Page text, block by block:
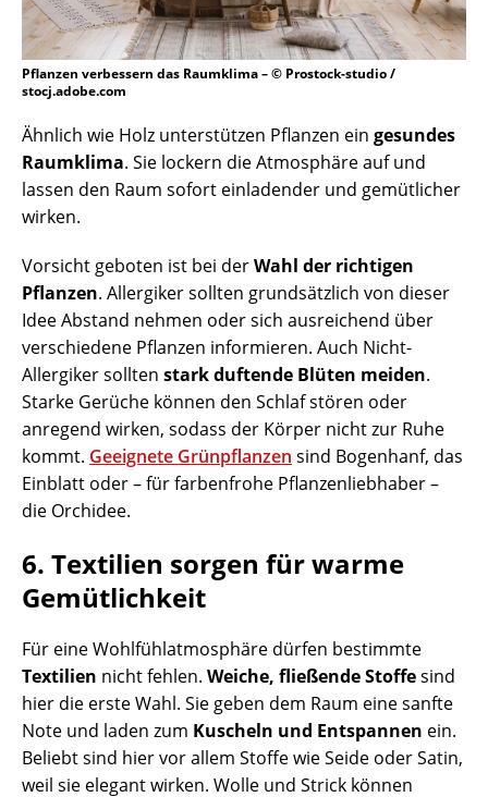
Pflanzen verbessern das Raumklima – © Prostock-studio /
stocj.adobe.com
Ähnlich wie Holz unterstützen Pflanzen ein gesundes
Raumklima. Sie lockern die Atmosphäre auf und
lassen den Raum sofort einladender und gemütlicher
wirken.
Vorsicht geboten ist bei derWahl der richtigen
Pflanzen. Allergiker sollten grundsätzlich von dieser
Idee Abstand nehmen oder sich ausreichend über
verschiedene Pflanzen informieren. Auch Nicht-
Allergiker sollten stark duftende Blüten meiden.
Starke Gerüche können den Schlaf stören oder
anregend wirken, sodass der Körper nicht zur Ruhe
kommt. Geeignete Grünpflanzen sind Bogenhanf, das
Einblatt oder – für farbenfrohe Pflanzenliebhaber –
die Orchidee.
6. Textilien sorgen für warme
Gemütlichkeit
Für eine Wohlfühlatmosphäre dürfen bestimmte
Textilien nicht fehlen. Weiche, fließende Stoffesind
hier die erste Wahl. Sie geben dem Raum eine sanfte
Note und laden zum Kuscheln und Entspannen ein.
Beliebt sind hier vor allem Stoffe wie Seide oder Satin,
weil sie elegant wirken. Wolle und Strick können